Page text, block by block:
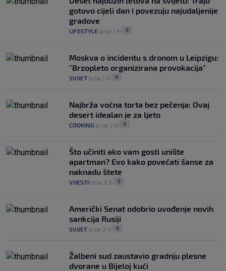
gotovo cijeli dan i povezuju najudaljenije
gradove
LIFESTYLE prije 1 h 0
Moskva o incidentu s dronom u Leipzigu:
"Brzopleto organizirana provokacija"
SVIJET prije 1 h 0
Najbrža voćna torta bez pečenja: Ovaj
desert idealan je za ljeto
COOKING prije 2 h 0
Što učiniti ako vam gosti unište
apartman? Evo kako povećati šanse za
naknadu štete
VIJESTI prije 2 h 0
Američki Senat odobrio uvođenje novih
sankcija Rusiji
SVIJET prije 2 h 0
Žalbeni sud zaustavio gradnju plesne
dvorane u Bijeloj kući